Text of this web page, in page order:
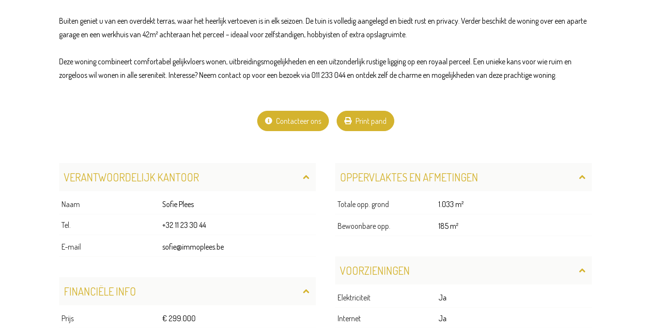
Buiten geniet u van een overdekt terras, waar het heerlijk vertoeven is in elk seizoen. De tuin is volledig aangelegd en biedt rust en privacy. Verder beschikt de woning over een aparte
garage en een werkhuis van 42m² achteraan het perceel – ideaal voor zelfstandigen, hobbyisten of extra opslagruimte.
Deze woning combineert comfortabel gelijkvloers wonen, uitbreidingsmogelijkheden en een uitzonderlijk rustige ligging op een royaal perceel. Een unieke kans voor wie ruim en
zorgeloos wil wonen in alle sereniteit. Interesse? Neem contact op voor een bezoek via 011 233 044 en ontdek zelf de charme en mogelijkheden van deze prachtige woning.
Contacteer ons Print pand
VERANTWOORDELIJK KANTOOR
Naam Sofie Plees
Tel. +32 11 23 30 44
E-mail sofie@immoplees.be
FINANCIËLE INFO
Prijs € 299.000
OPPERVLAKTES EN AFMETINGEN
Totale opp. grond 1.033 m²
Bewoonbare opp. 185 m²
VOORZIENINGEN
Elektriciteit Ja
Internet Ja